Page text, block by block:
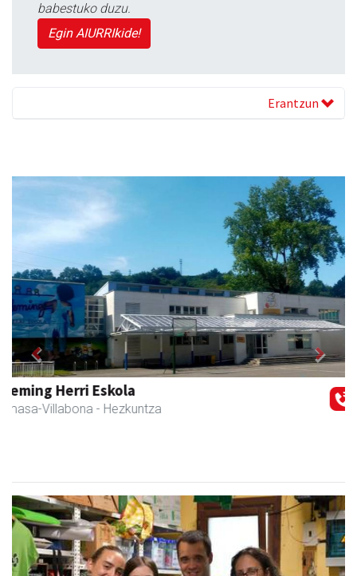
babestuko duzu.
Egin AIURRIkide!
Erantzun
Iraola aholkularitza
Amasa-Villabona - Abokatuak
Previous Next